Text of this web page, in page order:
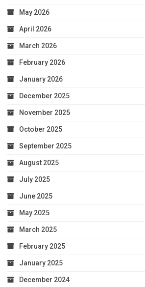
May 2026
April 2026
March 2026
February 2026
January 2026
December 2025
November 2025
October 2025
September 2025
August 2025
July 2025
June 2025
May 2025
March 2025
February 2025
January 2025
December 2024